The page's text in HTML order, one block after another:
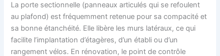
La porte sectionnelle (panneaux articulés qui se refoulent
au plafond) est fréquemment retenue pour sa compacité et
sa bonne étanchéité. Elle libère les murs latéraux, ce qui
facilite l’implantation d’étagères, d’un établi ou d’un
rangement vélos. En rénovation, le point de contrôle